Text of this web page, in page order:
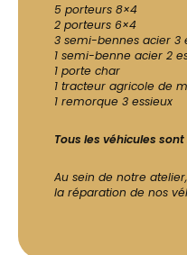
5 porteurs 8×4
2 porteurs 6×4
3 semi-bennes acier 3
1 semi-benne acier 2
1 porte char
1 tracteur agricole de
1 remorque 3 essieux
Tous les véhicules
Au sein de notre
la réparation de nos